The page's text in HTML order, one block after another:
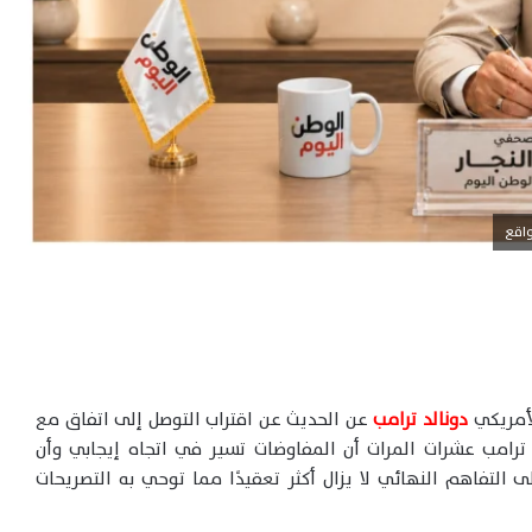
دونالد ترامبعن الحديث عن اقتراب التوصل إلى اتفاق مع
عشرات المرات أن المفاوضات تسير في اتجاه إيجابي وأن
التفاهم النهائي لا يزال أكثر تعقيدًا مما توحي به التصريحات